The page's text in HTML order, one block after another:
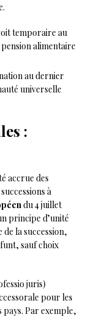
temporaire au
alimentaire
au dernier
universelle
:
accrue des
à
du 4 juillet
principe d’unité
de la succession,
sauf choix
juris)
pour les
pays. Par exemple,